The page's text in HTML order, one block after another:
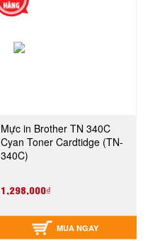
Mực in Brother TN 340C
Cyan Toner Cardtidge (TN-
340C)
1,298,000₫
MUA NGAY